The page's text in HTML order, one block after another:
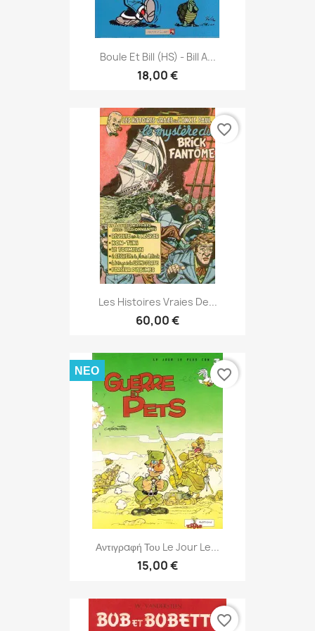
Boule Et Bill (HS) - Bill A...
18,00 €
Les Histoires Vraies De...
60,00 €
favorite_border
Αντιγραφή Του Le Jour Le...
15,00 €
ΝΈΟ favorite_border
favorite_border